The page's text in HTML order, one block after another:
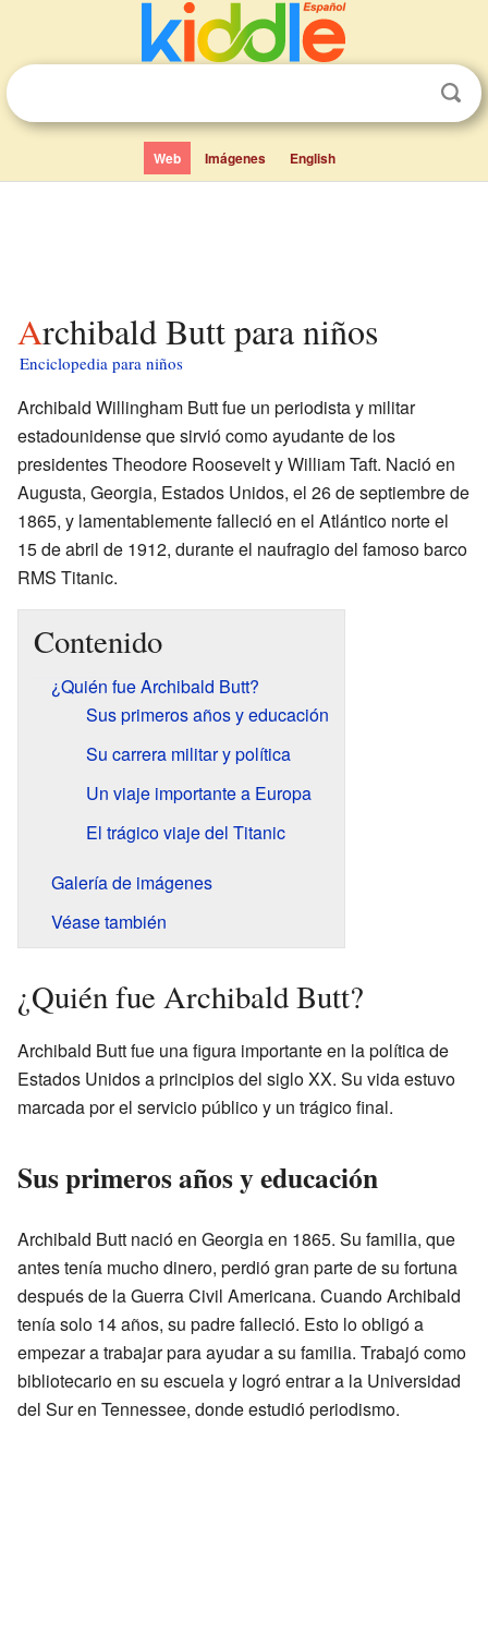
Web Imágenes English
Archibald Butt para niños
Enciclopedia para niños
Archibald Willingham Butt fue un periodista y militar
estadounidense que sirvió como ayudante de los
presidentes Theodore Roosevelt y William Taft. Nació en
Augusta, Georgia, Estados Unidos, el 26 de septiembre de
1865, y lamentablemente falleció en el Atlántico norte el
15 de abril de 1912, durante el naufragio del famoso barco
RMS Titanic.
Contenido
¿Quién fue Archibald Butt?
Sus primeros años y educación
Su carrera militar y política
Un viaje importante a Europa
El trágico viaje del Titanic
Galería de imágenes
Véase también
¿Quién fue Archibald Butt?
Archibald Butt fue una figura importante en la política de
Estados Unidos a principios del siglo XX. Su vida estuvo
marcada por el servicio público y un trágico final.
Sus primeros años y educación
Archibald Butt nació en Georgia en 1865. Su familia, que
antes tenía mucho dinero, perdió gran parte de su fortuna
después de la Guerra Civil Americana. Cuando Archibald
tenía solo 14 años, su padre falleció. Esto lo obligó a
empezar a trabajar para ayudar a su familia. Trabajó como
bibliotecario en su escuela y logró entrar a la Universidad
del Sur en Tennessee, donde estudió periodismo.